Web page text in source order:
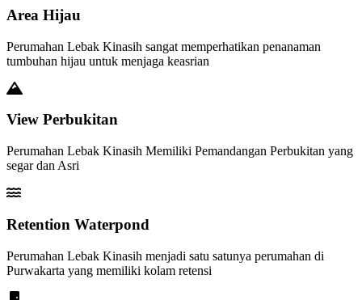
Area Hijau
Perumahan Lebak Kinasih sangat memperhatikan penanaman
tumbuhan hijau untuk menjaga keasrian
View Perbukitan
Perumahan Lebak Kinasih Memiliki Pemandangan Perbukitan yang
segar dan Asri
Retention Waterpond
Perumahan Lebak Kinasih menjadi satu satunya perumahan di
Purwakarta yang memiliki kolam retensi